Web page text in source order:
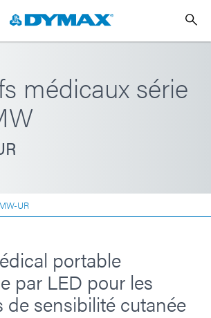
médicaux série
UR
portable
par LED pour les
de sensibilité cutanée